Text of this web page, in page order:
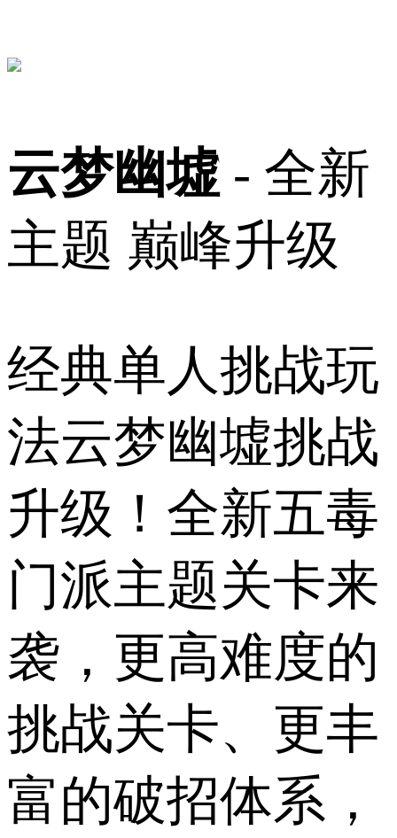
云梦幽墟 - 全新
主题 巅峰升级
经典单人挑战玩
法云梦幽墟挑战
升级！全新五毒
门派主题关卡来
袭，更高难度的
挑战关卡、更丰
富的破招体系，